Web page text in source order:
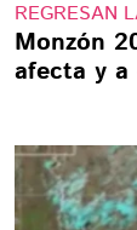
REGRESAN
Monzón
afecta y a